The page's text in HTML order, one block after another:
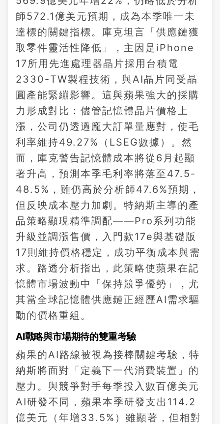
師572.1億美元預期，成為本季唯一未
達標的關鍵指標。庫克坦言「供應鏈獲
取零件靈活性降低」，主因是iPhone
17所用先進處理器晶片採用台積電
2330-TW製程技術，與AI晶片同受晶
圓產能緊繃影響。這與蘋果強大的採購
力形成對比：儘管記憶體晶片價格上
漲，公司仍透過龐大訂單量應對，使毛
利率維持49.27%（LSEG數據）。然
而，庫克警告記憶體成本將從6月起顯
著升高，預測本季毛利率將落至47.5-
48.5%，雖仍高於分析師47.6%預期，
但反映成本壓力加劇。特納斯主導的產
品策略顯現精準調配——Pro系列功能
升級並調漲售價，入門款17e與基礎版
17則維持價格穩定，成功平衡成本與需
求。路透分析指出，此策略使蘋果在記
憶體市場波動中「保持競爭優勢」，尤
其當全球記憶體供應鏈正經歷AI需求驅
動的價格重組。
AI戰略與市場期待的雙重考驗
蘋果的AI路線被視為接棒關鍵考驗，特
納斯將面對「定義下一代消費裝置」的
壓力。與競爭對手每季投入數百億美元
AI研發不同，蘋果本季研發支出114.2
億美元（年增33.5%）雖顯著，但相對